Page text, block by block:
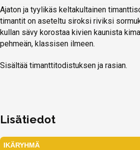
Ajaton ja tyylikäs keltakultainen
timantit on aseteltu siroksi riviksi
kullan sävy korostaa kivien kaunista
pehmeän, klassisen ilmeen.
Sisältää timanttitodistuksen ja rasian.
Lisätiedot
IKÄRYHMÄ